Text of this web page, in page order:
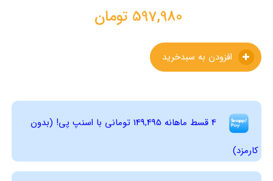
597,980 تومان
4 قسط ماهانه 149,495 تومانی با اسنپ ‌پی! (بدون
کارمزد)